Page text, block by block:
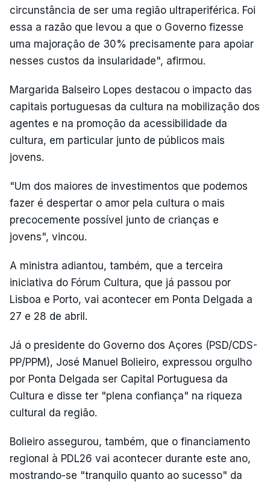
circunstância de ser uma região ultraperiférica. Foi
essa a razão que levou a que o Governo fizesse
uma majoração de 30% precisamente para apoiar
nesses custos da insularidade", afirmou.
Margarida Balseiro Lopes destacou o impacto das
capitais portuguesas da cultura na mobilização dos
agentes e na promoção da acessibilidade da
cultura, em particular junto de públicos mais
jovens.
"Um dos maiores de investimentos que podemos
fazer é despertar o amor pela cultura o mais
precocemente possível junto de crianças e
jovens", vincou.
A ministra adiantou, também, que a terceira
iniciativa do Fórum Cultura, que já passou por
Lisboa e Porto, vai acontecer em Ponta Delgada a
27 e 28 de abril.
Já o presidente do Governo dos Açores (PSD/CDS-
PP/PPM), José Manuel Bolieiro, expressou orgulho
por Ponta Delgada ser Capital Portuguesa da
Cultura e disse ter "plena confiança" na riqueza
cultural da região.
Bolieiro assegurou, também, que o financiamento
regional à PDL26 vai acontecer durante este ano,
mostrando-se "tranquilo quanto ao sucesso" da